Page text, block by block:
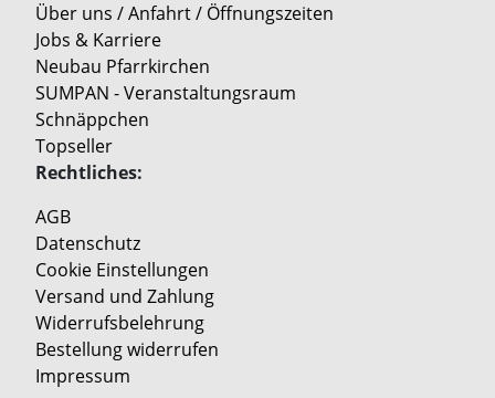
Über uns / Anfahrt / Öffnungszeiten
Jobs & Karriere
Neubau Pfarrkirchen
SUMPAN - Veranstaltungsraum
Schnäppchen
Topseller
Rechtliches:
AGB
Datenschutz
Cookie Einstellungen
Versand und Zahlung
Widerrufsbelehrung
Bestellung widerrufen
Impressum